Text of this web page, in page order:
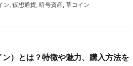
ン, 仮想通貨, 暗号資産, 草コイン
）とは？特徴や魅力、購入方法を